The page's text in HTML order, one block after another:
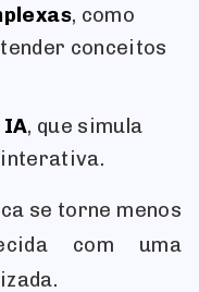
, como
conceitos
IA, que simula
se torne menos
com uma